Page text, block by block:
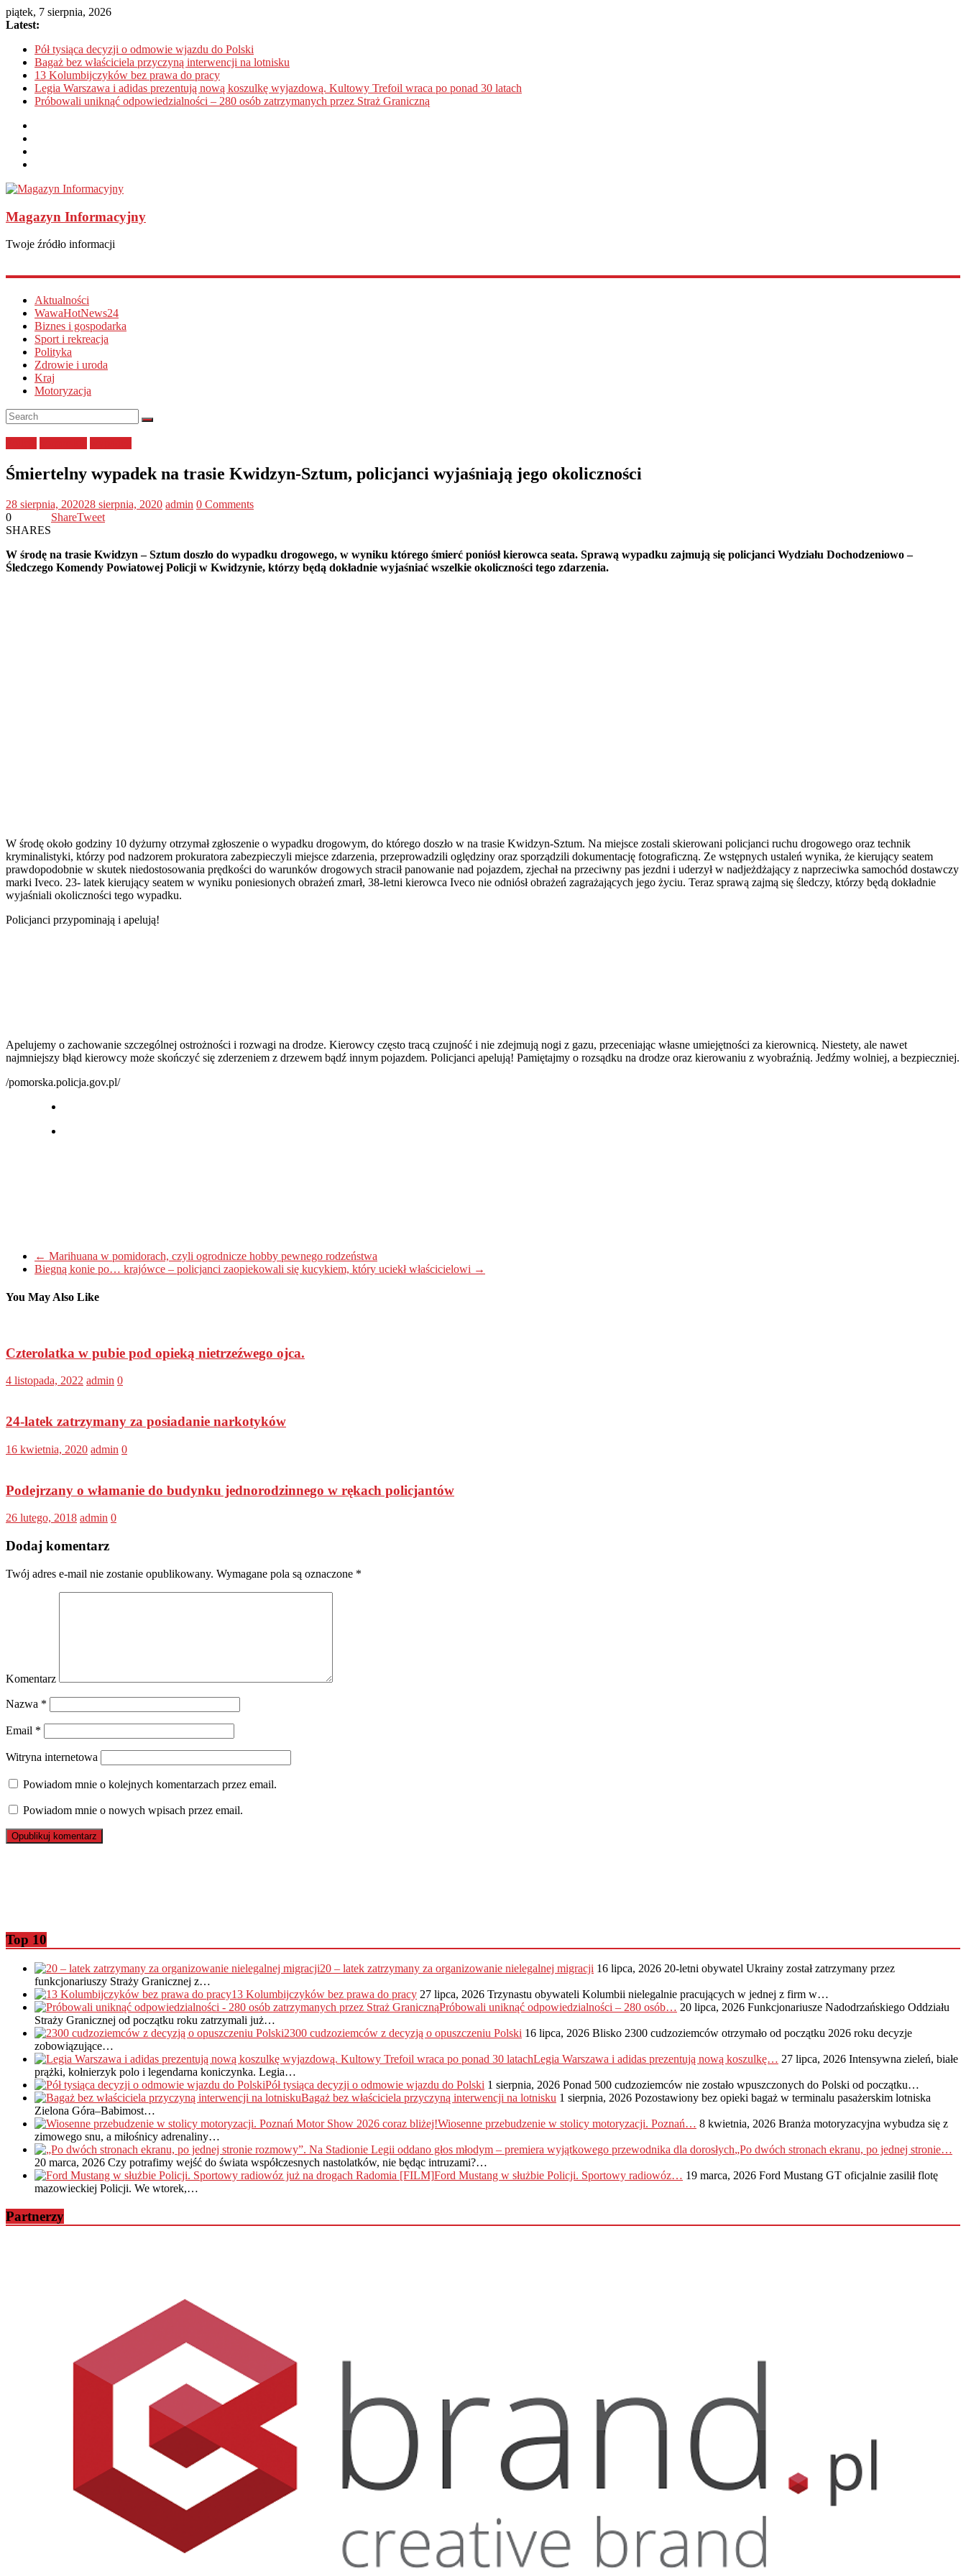
piątek, 7 sierpnia, 2026
Latest:
Pół tysiąca decyzji o odmowie wjazdu do Polski
Bagaż bez właściciela przyczyną interwencji na lotnisku
13 Kolumbijczyków bez prawa do pracy
Legia Warszawa i adidas prezentują nową koszulkę wyjazdową. Kultowy Trefoil wraca po ponad 30 latach
Próbowali uniknąć odpowiedzialności – 280 osób zatrzymanych przez Straż Graniczną
Magazyn Informacyjny
Twoje źródło informacji
Aktualności
WawaHotNews24
Biznes i gospodarka
Sport i rekreacja
Polityka
Zdrowie i uroda
Kraj
Motoryzacja
Śmiertelny wypadek na trasie Kwidzyn-Sztum, policjanci wyjaśniają jego okoliczności
28 sierpnia, 202028 sierpnia, 2020 admin 0 Comments
0
SHARES
ShareTweet
W środę na trasie Kwidzyn – Sztum doszło do wypadku drogowego, w wyniku którego śmierć poniósł kierowca seata. Sprawą wypadku zajmują się policjanci Wydziału Dochodzeniowo –
Śledczego Komendy Powiatowej Policji w Kwidzynie, którzy będą dokładnie wyjaśniać wszelkie okoliczności tego zdarzenia.
W środę około godziny 10 dyżurny otrzymał zgłoszenie o wypadku drogowym, do którego doszło w na trasie Kwidzyn-Sztum. Na miejsce zostali skierowani policjanci ruchu drogowego oraz technik
kryminalistyki, którzy pod nadzorem prokuratora zabezpieczyli miejsce zdarzenia, przeprowadzili oględziny oraz sporządzili dokumentację fotograficzną. Ze wstępnych ustaleń wynika, że kierujący seatem
prawdopodobnie w skutek niedostosowania prędkości do warunków drogowych stracił panowanie nad pojazdem, zjechał na przeciwny pas jezdni i uderzył w nadjeżdżający z naprzeciwka samochód dostawczy
marki Iveco. 23- latek kierujący seatem w wyniku poniesionych obrażeń zmarł, 38-letni kierowca Iveco nie odniósł obrażeń zagrażających jego życiu. Teraz sprawą zajmą się śledczy, którzy będą dokładnie
wyjaśniali okoliczności tego wypadku.
Policjanci przypominają i apelują!
Apelujemy o zachowanie szczególnej ostrożności i rozwagi na drodze. Kierowcy często tracą czujność i nie zdejmują nogi z gazu, przeceniając własne umiejętności za kierownicą. Niestety, ale nawet
najmniejszy błąd kierowcy może skończyć się zderzeniem z drzewem bądź innym pojazdem. Policjanci apelują! Pamiętajmy o rozsądku na drodze oraz kierowaniu z wyobraźnią. Jedźmy wolniej, a bezpieczniej.
/pomorska.policja.gov.pl/
← Marihuana w pomidorach, czyli ogrodnicze hobby pewnego rodzeństwa
Biegną konie po… krajówce – policjanci zaopiekowali się kucykiem, który uciekł właścicielowi →
You May Also Like
Czterolatka w pubie pod opieką nietrzeźwego ojca.
4 listopada, 2022 admin 0
24-latek zatrzymany za posiadanie narkotyków
16 kwietnia, 2020 admin 0
Podejrzany o włamanie do budynku jednorodzinnego w rękach policjantów
26 lutego, 2018 admin 0
Dodaj komentarz
Twój adres e-mail nie zostanie opublikowany. Wymagane pola są oznaczone *
Komentarz
Nazwa *
Email *
Witryna internetowa
Powiadom mnie o kolejnych komentarzach przez email.
Powiadom mnie o nowych wpisach przez email.
Top 10
20 – latek zatrzymany za organizowanie nielegalnej migracji 16 lipca, 2026 20-letni obywatel Ukrainy został zatrzymany przez
funkcjonariuszy Straży Granicznej z…
13 Kolumbijczyków bez prawa do pracy 27 lipca, 2026 Trzynastu obywateli Kolumbii nielegalnie pracujących w jednej z firm w…
Próbowali uniknąć odpowiedzialności – 280 osób… 20 lipca, 2026 Funkcjonariusze Nadodrzańskiego Oddziału
Straży Granicznej od początku roku zatrzymali już…
2300 cudzoziemców z decyzją o opuszczeniu Polski 16 lipca, 2026 Blisko 2300 cudzoziemców otrzymało od początku 2026 roku decyzje
zobowiązujące…
Legia Warszawa i adidas prezentują nową koszulkę… 27 lipca, 2026 Intensywna zieleń, białe
prążki, kołnierzyk polo i legendarna koniczynka. Legia…
Pół tysiąca decyzji o odmowie wjazdu do Polski 1 sierpnia, 2026 Ponad 500 cudzoziemców nie zostało wpuszczonych do Polski od początku…
Bagaż bez właściciela przyczyną interwencji na lotnisku 1 sierpnia, 2026 Pozostawiony bez opieki bagaż w terminalu pasażerskim lotniska
Zielona Góra–Babimost…
Wiosenne przebudzenie w stolicy motoryzacji. Poznań… 8 kwietnia, 2026 Branża motoryzacyjna wybudza się z
zimowego snu, a miłośnicy adrenaliny…
„Po dwóch stronach ekranu, po jednej stronie…
20 marca, 2026 Czy potrafimy wejść do świata współczesnych nastolatków, nie będąc intruzami?…
Ford Mustang w służbie Policji. Sportowy radiowóz… 19 marca, 2026 Ford Mustang GT oficjalnie zasilił flotę
mazowieckiej Policji. We wtorek,…
Partnerzy